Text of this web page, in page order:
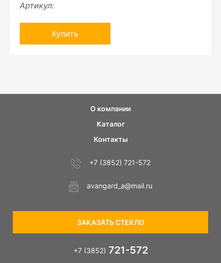
Артикул:
Купить
О компании
Каталог
Контакты
+7 (3852) 721-572
avangard_a@mail.ru
ЗАКАЗАТЬ СТЕКЛО
+7 (3852) 721-572